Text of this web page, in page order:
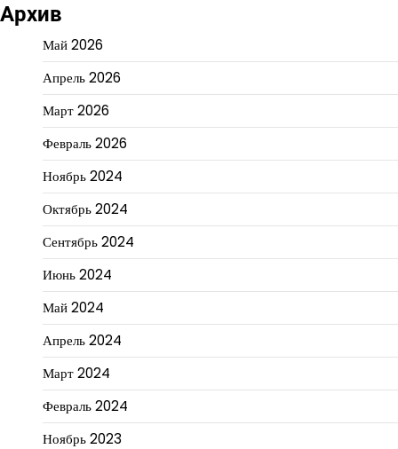
Архив
Май 2026
Апрель 2026
Март 2026
Февраль 2026
Ноябрь 2024
Октябрь 2024
Сентябрь 2024
Июнь 2024
Май 2024
Апрель 2024
Март 2024
Февраль 2024
Ноябрь 2023